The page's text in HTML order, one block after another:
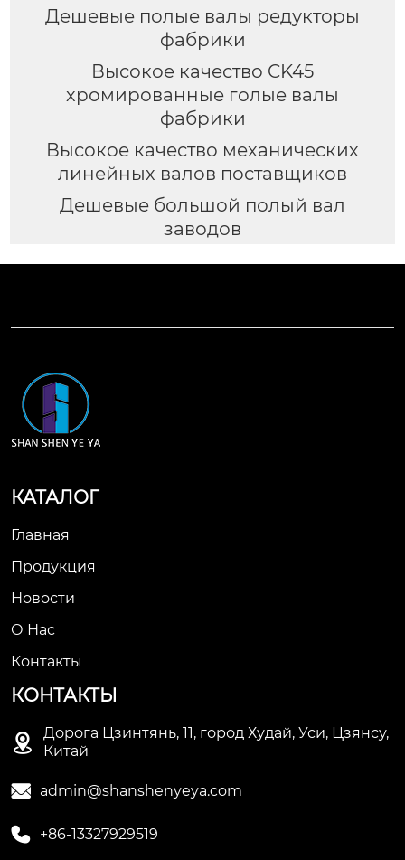
Дешевые полые валы редукторы
фабрики
Высокое качество CK45
хромированные голые валы
фабрики
Высокое качество механических
линейных валов поставщиков
Дешевые большой полый вал
заводов
КАТАЛОГ
Главная
Продукция
Новости
О Нас
Контакты
КОНТАКТЫ

Дорога Цзинтянь, 11, город Худай, Уси, Цзянсу,
Китай
 admin@shanshenyeya.com
 +86-13327929519